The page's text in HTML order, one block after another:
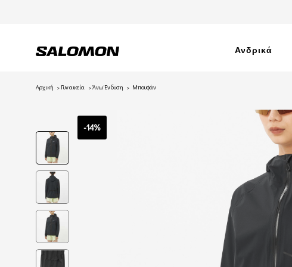
Ανδρικά
Αρχική Γυναικεία Άνω Ένδυση Μπουφάν
-14%